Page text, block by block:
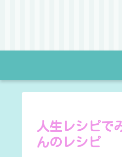
人生レシピで
んのレシピ